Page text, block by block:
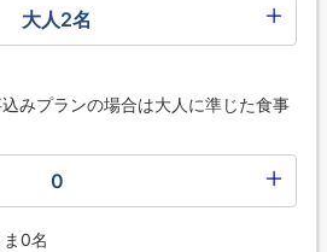
大人2名
みプランの場合は大人に準じた食事
0
0名